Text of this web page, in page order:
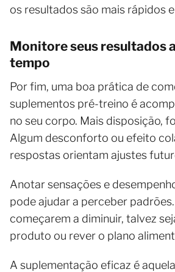
os resultados são mais rápidos
Monitore seus resultados
tempo
Por fim, uma boa prática de
suplementos pré-treino é
no seu corpo. Mais disposição,
Algum desconforto ou efeito
respostas orientam ajustes
Anotar sensações e
pode ajudar a perceber
começarem a diminuir, talvez
produto ou rever o plano
A suplementação eficaz é